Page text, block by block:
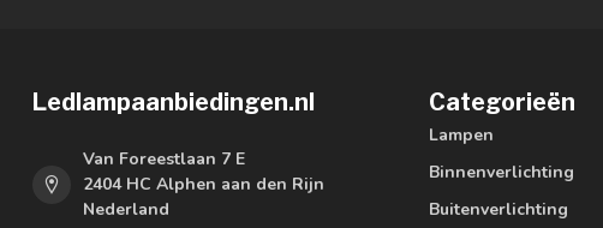
Ledlampaanbiedingen.nl
Van Foreestlaan 7 E
2404 HC Alphen aan den Rijn
Nederland
Categorieën
Lampen
Binnenverlichting
Buitenverlichting